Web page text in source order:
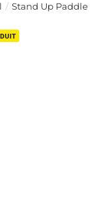
Stand Up Paddle